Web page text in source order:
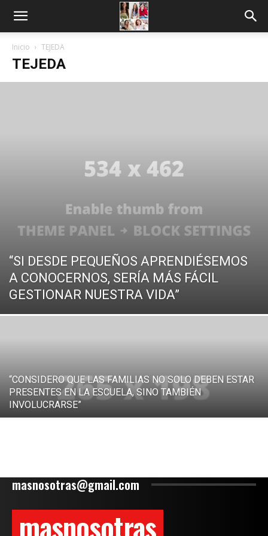
Inicio TEJEDA
TEJEDA
“SI DESDE PEQUEÑOS APRENDIÉSEMOS
A CONOCERNOS, SERÍA MÁS FÁCIL
GESTIONAR NUESTRA VIDA”
“CONSIDERO QUE LAS FAMILIAS NO SOLO DEBEN ESTAR
PRESENTES EN LA ESCUELA, SINO TAMBIÉN
INVOLUCRARSE”
masnosotras@gmail.com
masnosotras